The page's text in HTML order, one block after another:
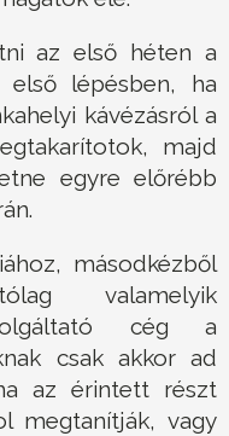
az első héten a
lépésben, ha
kávézásról a
majd
egyre előrébb
másodkézből
valamelyik
cég a
csak akkor ad
az érintett részt
megtanítják, vagy